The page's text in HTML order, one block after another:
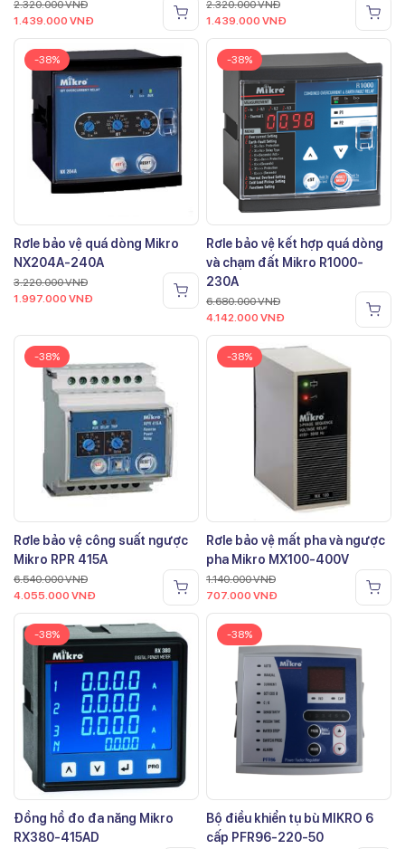
2.320.000VNĐ
1.439.000 VNĐ
2.320.000VNĐ
1.439.000 VNĐ
-38%
Rơle bảo vệ quá dòng Mikro
NX204A-240A
3.220.000VNĐ
1.997.000 VNĐ
-38%
Rơle bảo vệ kết hợp quá dòng
và chạm đất Mikro R1000-
230A
6.680.000VNĐ
4.142.000 VNĐ
-38%
Rơle bảo vệ công suất ngược
Mikro RPR 415A
6.540.000VNĐ
4.055.000 VNĐ
-38%
Rơle bảo vệ mất pha và ngược
pha Mikro MX100-400V
1.140.000VNĐ
707.000 VNĐ
-38%
Đồng hồ đo đa năng Mikro
RX380-415AD
-38%
Bộ điều khiển tụ bù MIKRO 6
cấp PFR96-220-50